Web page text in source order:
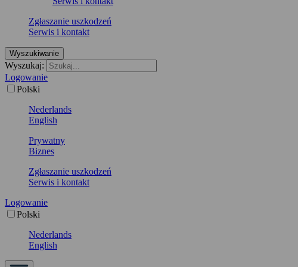
Zgłaszanie uszkodzeń
Serwis i kontakt
Wyszukiwanie
Wyszukaj:
Logowanie
Polski
Nederlands
English
Prywatny
Biznes
Zgłaszanie uszkodzeń
Serwis i kontakt
Logowanie
Polski
Nederlands
English